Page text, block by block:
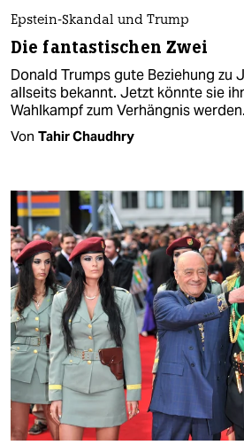
Epstein-Skandal und Trump
Die fantastischen Zwei
Donald Trumps gute Beziehung zu
allseits bekannt. Jetzt könnte sie
Wahlkampf zum Verhängnis werden.
Von Tahir Chaudhry